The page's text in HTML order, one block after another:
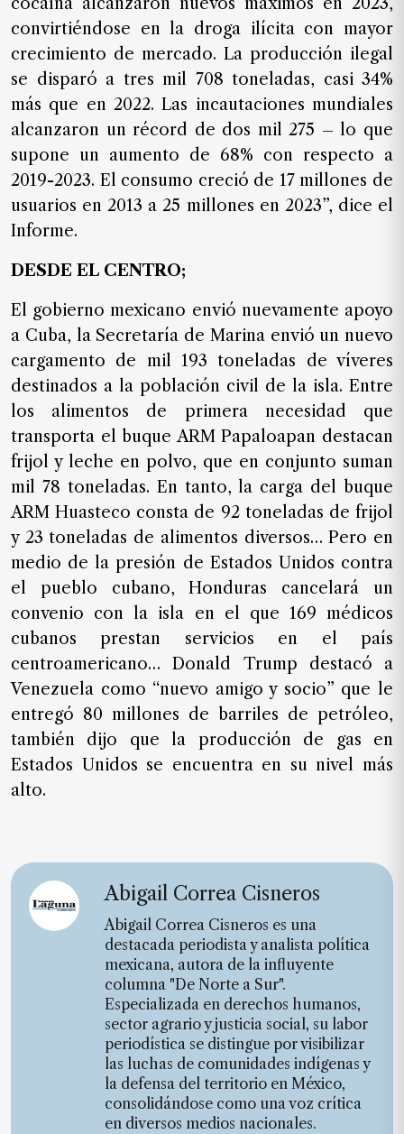
convirtiéndose en la droga ilícita con mayor
crecimiento de mercado. La producción ilegal
se disparó a tres mil 708 toneladas, casi 34%
más que en 2022. Las incautaciones mundiales
alcanzaron un récord de dos mil 275 – lo que
supone un aumento de 68% con respecto a
2019-2023. El consumo creció de 17 millones de
usuarios en 2013 a 25 millones en 2023”, dice el
Informe.
DESDE EL CENTRO;
El gobierno mexicano envió nuevamente apoyo
a Cuba, la Secretaría de Marina envió un nuevo
cargamento de mil 193 toneladas de víveres
destinados a la población civil de la isla. Entre
los alimentos de primera necesidad que
transporta el buque ARM Papaloapan destacan
frijol y leche en polvo, que en conjunto suman
mil 78 toneladas. En tanto, la carga del buque
ARM Huasteco consta de 92 toneladas de frijol
y 23 toneladas de alimentos diversos… Pero en
medio de la presión de Estados Unidos contra
el pueblo cubano, Honduras cancelará un
convenio con la isla en el que 169 médicos
cubanos prestan servicios en el país
centroamericano… Donald Trump destacó a
Venezuela como “nuevo amigo y socio” que le
entregó 80 millones de barriles de petróleo,
también dijo que la producción de gas en
Estados Unidos se encuentra en su nivel más
alto.
Abigail Correa Cisneros
Abigail Correa Cisneros es una
destacada periodista y analista política
mexicana, autora de la influyente
columna "De Norte a Sur".
Especializada en derechos humanos,
sector agrario y justicia social, su labor
periodística se distingue por visibilizar
las luchas de comunidades indígenas y
la defensa del territorio en México,
consolidándose como una voz crítica
en diversos medios nacionales.